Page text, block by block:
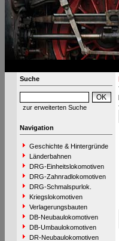
Suche
zur erweiterten Suche
Navigation
Geschichte & Hintergründe
Länderbahnen
DRG-Einheitslokomotiven
DRG-Zahnradlokomotiven
DRG-Schmalspurlok.
Kriegslokomotiven
Verlagerungsbauten
DB-Neubaulokomotiven
DB-Umbaulokomotiven
DR-Neubaulokomotiven